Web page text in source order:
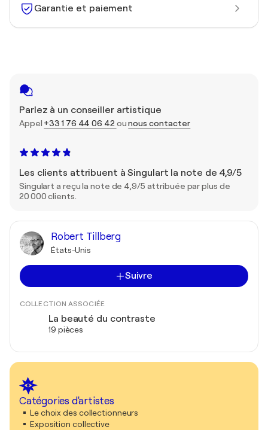
Garantie et paiement
Parlez à un conseiller artistique
Appel +33 1 76 44 06 42ounous contacter
Les clients attribuent à Singulart la note de 4,9/5
Singulart a reçu la note de 4,9/5 attribuée par plus de
20 000 clients.
Robert Tillberg
États-Unis
Suivre
COLLECTION ASSOCIÉE
La beauté du contraste
19 pièces
Catégories d'artistes
Le choix des collectionneurs
Exposition collective